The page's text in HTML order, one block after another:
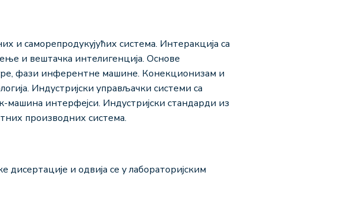
и саморепродукујућих система. Интеракција са
и вештачка интелигенција. Основе
фази инферентне машине. Конекционизам и
Индустријски управљачки системи са
интерфејси. Индустријски стандарди из
производних система.
и одвија се у лабораторијским